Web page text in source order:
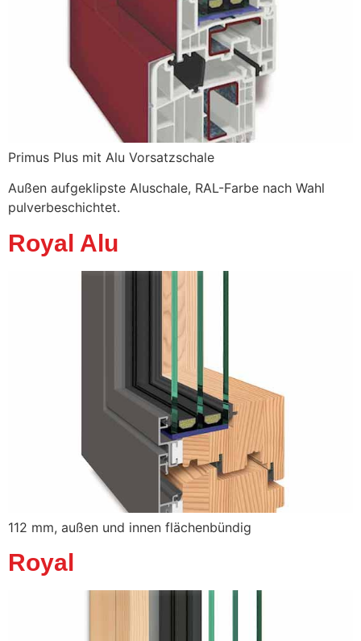
Primus Plus mit Alu Vorsatzschale
Außen aufgeklipste Aluschale, RAL-Farbe nach Wahl
pulverbeschichtet.
Royal Alu
112 mm, außen und innen flächenbündig
Royal